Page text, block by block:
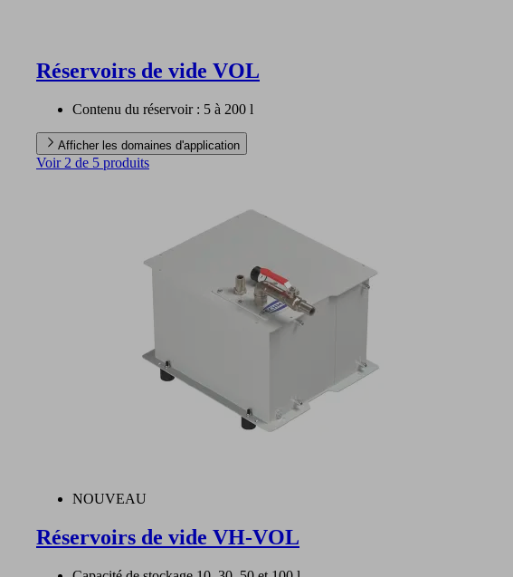
Réservoirs de vide VOL
Contenu du réservoir : 5 à 200 l
Afficher les domaines d'application
Voir 2 de 5 produits
NOUVEAU
Réservoirs de vide VH-VOL